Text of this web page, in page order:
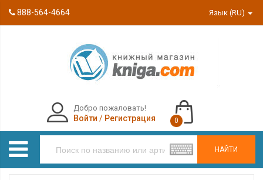
888-564-4664 Язык (RU)
НАЙТИ
Добро пожаловать!
Войти / Регистрация 0